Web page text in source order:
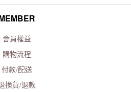
會員權益
購物流程
付款/配送
換貨/退款